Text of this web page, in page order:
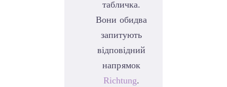
табличка.
Вони обидва
запитують
відповідний
напрямок
Richtung.